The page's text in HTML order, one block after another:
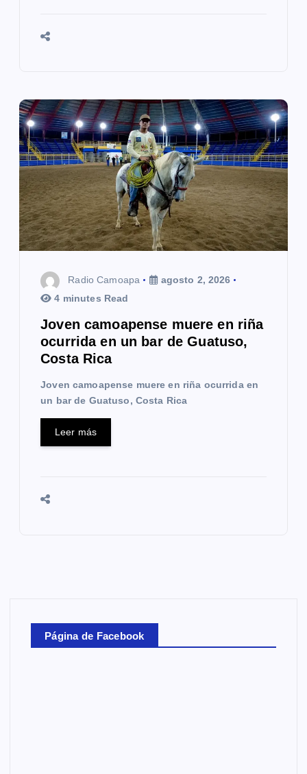
Radio Camoapa
agosto 2, 2026
4 minutes Read
Joven camoapense muere en riña
ocurrida en un bar de Guatuso,
Costa Rica
Joven camoapense muere en riña ocurrida en
un bar de Guatuso, Costa Rica
Leer más
Página de Facebook